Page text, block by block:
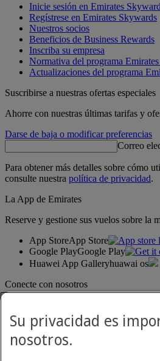
Inicie sesión en Emirates
Regístrese en Emirates Skywards
Nuestros socios
Beneficios de Business Rewards
Inscriba su empresa
Normativa del programa
Actualizaciones del programa
Suscribirse a nuestras ofertas especiales
Ahorre con nuestras últimas tarifas y
Darse de baja o modificar preferencias
Correo
Para obtener más detalles sobre cómo
consulte nuestra política de privacidad.
La App de Emirates
Reserve y gestione sus vuelos sobre la
App StoreApp Store
Google PlayGoogle Play
Huawei App Galleryhuawai os
Conecte con nosotros
Su privacidad es
nosotros.